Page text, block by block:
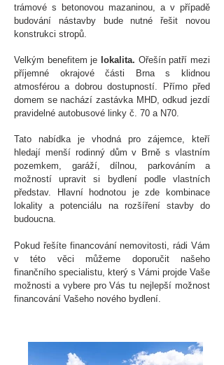
trámové s betonovou mazaninou, a v případě
budování nástavby bude nutné řešit novou
konstrukci stropů.
Velkým benefitem je lokalita. Ořešín patří mezi
příjemné okrajové části Brna s klidnou
atmosférou a dobrou dostupností. Přímo před
domem se nachází zastávka MHD, odkud jezdí
pravidelné autobusové linky č. 70 a N70.
Tato nabídka je vhodná pro zájemce, kteří
hledají menší rodinný dům v Brně s vlastním
pozemkem, garáží, dílnou, parkováním a
možností upravit si bydlení podle vlastních
představ. Hlavní hodnotou je zde kombinace
lokality a potenciálu na rozšíření stavby do
budoucna.
Pokud řešíte financování nemovitosti, rádi Vám
v této věci můžeme doporučit našeho
finančního specialistu, který s Vámi projde Vaše
možnosti a vybere pro Vás tu nejlepší možnost
financování Vašeho nového bydlení.